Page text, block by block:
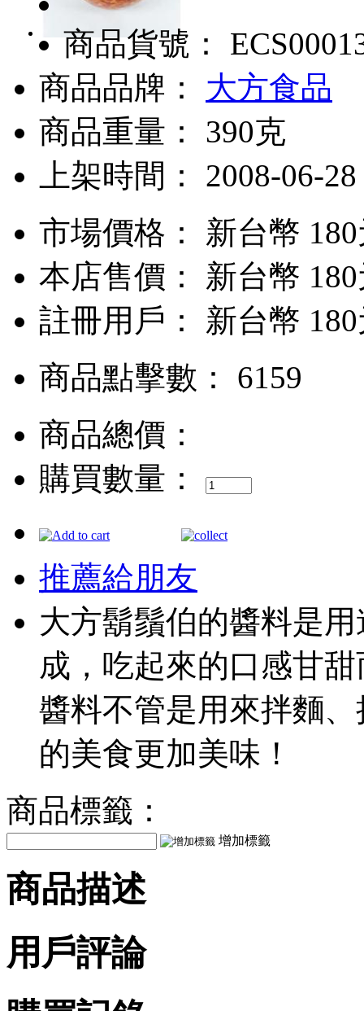
商品貨號：
商品品牌： 大方食品
商品重量： 390克
上架時間： 2008-06-28
市場價格： 新台幣
本店售價： 新台幣
註冊用戶： 新台幣
商品點擊數： 6159
商品總價：
購買數量：
推薦給朋友
大方鬍鬚伯的醬料是
成，吃起來的口感甘
醬料不管是用來拌麵
的美食更加美味！
商品標籤：
增加標籤
商品描述
用戶評論